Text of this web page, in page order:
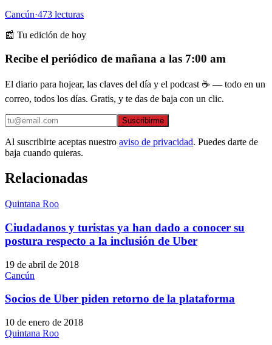
Cancún·473 lecturas
📰 Tu edición de hoy
Recibe el periódico de mañana a las 7:00 am
El diario para hojear, las claves del día y el podcast ☕ — todo en un
correo, todos los días. Gratis, y te das de baja con un clic.
Suscribirme
Al suscribirte aceptas nuestro aviso de privacidad. Puedes darte de
baja cuando quieras.
Relacionadas
Quintana Roo
Ciudadanos y turistas ya han dado a conocer su
postura respecto a la inclusión de Uber
19 de abril de 2018
Cancún
Socios de Uber piden retorno de la plataforma
10 de enero de 2018
Quintana Roo